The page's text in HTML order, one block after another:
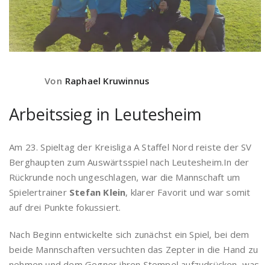
Von Raphael Kruwinnus
Arbeitssieg in Leutesheim
Am 23. Spieltag der Kreisliga A Staffel Nord reiste der SV
Berghaupten zum Auswärtsspiel nach Leutesheim.In der
Rückrunde noch ungeschlagen, war die Mannschaft um
Spielertrainer Stefan Klein, klarer Favorit und war somit
auf drei Punkte fokussiert.
Nach Beginn entwickelte sich zunächst ein Spiel, bei dem
beide Mannschaften versuchten das Zepter in die Hand zu